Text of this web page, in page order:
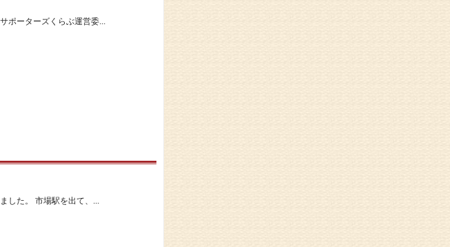
ポーターズくらぶ運営委...
した。 市場駅を出て、...